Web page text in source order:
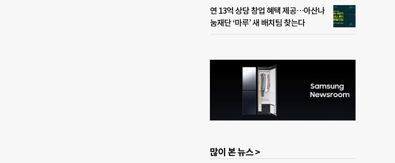
연 13억 상당 창업 혜택 제공…아산나
눔재단 ‘마루’ 새 배치팀 찾는다
많이 본 뉴스 >